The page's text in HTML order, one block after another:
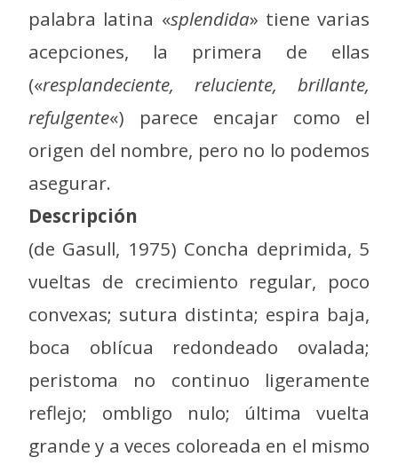
palabra latina «splendida» tiene varias
acepciones, la primera de ellas
(«resplandeciente, reluciente, brillante,
refulgente«) parece encajar como el
origen del nombre, pero no lo podemos
asegurar.
Descripción
(de Gasull, 1975) Concha deprimida, 5
vueltas de crecimiento regular, poco
convexas; sutura distinta; espira baja,
boca obIícua redondeado ovalada;
peristoma no continuo ligeramente
reflejo; ombligo nulo; última vuelta
grande y a veces coloreada en el mismo